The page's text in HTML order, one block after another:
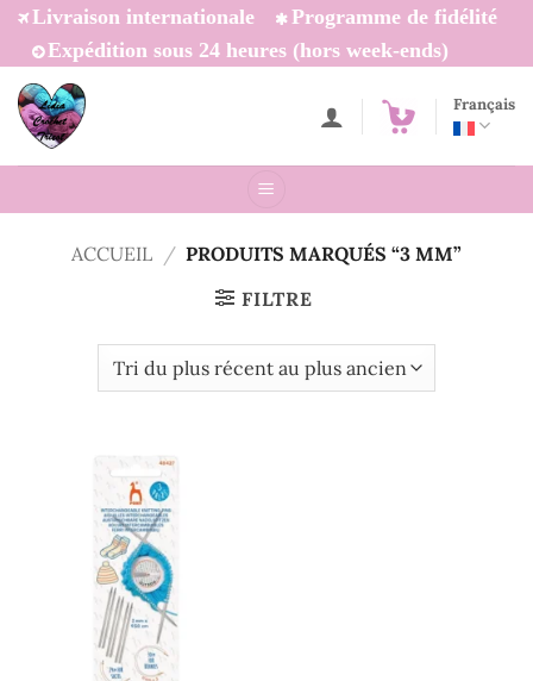
Passer
contenu
Livraison internationale
Programme de fidélité
Expédition sous 24 heures (hors week-ends)
Français
ACCUEIL / PRODUITS MARQUÉS “3 MM”
FILTRE